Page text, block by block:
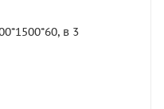
в 3